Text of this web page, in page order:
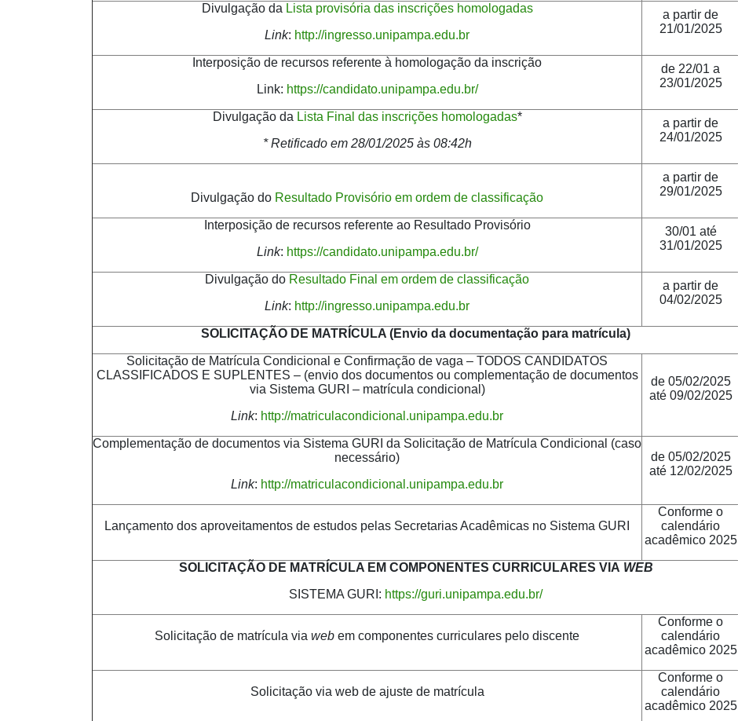
Divulgação da Lista provisória das inscrições homologadas
Link: http://ingresso.unipampa.edu.br
a partir de
21/01/2025
Interposição de recursos referente à homologação da inscrição
Link: https://candidato.unipampa.edu.br/
de 22/01 a
23/01/2025
Divulgação da Lista Final das inscrições homologadas*
* Retificado em 28/01/2025 às 08:42h
a partir de
24/01/2025
Divulgação do Resultado Provisório em ordem de classificação
a partir de
29/01/2025
Interposição de recursos referente ao Resultado Provisório
Link: https://candidato.unipampa.edu.br/
30/01 até
31/01/2025
Divulgação do Resultado Final em ordem de classificação
Link: http://ingresso.unipampa.edu.br
a partir de
04/02/2025
SOLICITAÇÃO DE MATRÍCULA (Envio da documentação para matrícula)
Solicitação de Matrícula Condicional e Confirmação de vaga – TODOS CANDIDATOS
CLASSIFICADOS E SUPLENTES – (envio dos documentos ou complementação de documentos
via Sistema GURI – matrícula condicional)
Link: http://matriculacondicional.unipampa.edu.br
de 05/02/2025
até 09/02/2025
Complementação de documentos via Sistema GURI da Solicitação de Matrícula Condicional (caso
necessário)
Link: http://matriculacondicional.unipampa.edu.br
de 05/02/2025
até 12/02/2025
Lançamento dos aproveitamentos de estudos pelas Secretarias Acadêmicas no Sistema GURI
Conforme o
calendário
acadêmico 2025
SOLICITAÇÃO DE MATRÍCULA EM COMPONENTES CURRICULARES VIA WEB
SISTEMA GURI: https://guri.unipampa.edu.br/
Solicitação de matrícula via web em componentes curriculares pelo discente
Conforme o
calendário
acadêmico 2025
Solicitação via web de ajuste de matrícula
Conforme o
calendário
acadêmico 2025